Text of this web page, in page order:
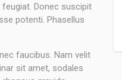
Donec suscipit
potenti. Phasellus
faucibus. Nam velit
sit amet, sodales